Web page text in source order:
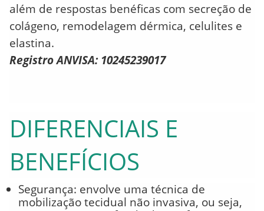
além de respostas benéficas com secreção de
colágeno, remodelagem dérmica, celulites e
elastina.
Registro ANVISA: 10245239017
DIFERENCIAIS E
BENEFÍCIOS
Segurança: envolve uma técnica de
mobilização tecidual não invasiva, ou seja,